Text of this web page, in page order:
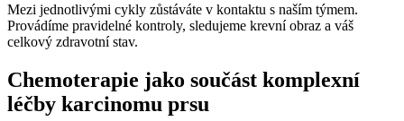
Mezi jednotlivými cykly zůstáváte v kontaktu s naším týmem.
Provádíme pravidelné kontroly, sledujeme krevní obraz a váš
celkový zdravotní stav.
Chemoterapie jako součást komplexní
léčby karcinomu prsu